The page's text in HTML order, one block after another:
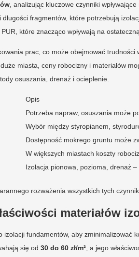
, analizując kluczowe czynniki
fragmentów, które potrzebują
które znacząco wpływają na
prac, co może obejmować
miasta, ceny robocizny i materiałów
osuszania, drenaż i ocieplenie.
Opis
Potrzeba napraw, osuszania może
Wybór między styropianem,
Dostępność mokrego gruntu może
W większych miastach koszty
Izolacja pionowa, pozioma, drenaż
rozważenia wszystkich tych
materiałów
izolacji fundamentów, aby zminimalizować
się od 30 do 60 zł/m², a jego